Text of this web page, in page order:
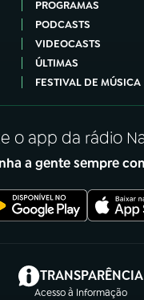
PROGRAMAS
PODCASTS
VIDEOCASTS
ÚLTIMAS
FESTIVAL DE MÚSICA
o app da rádio
a gente sempre
TRANSPARÊNCIA
Acesso à Informação
(abre em